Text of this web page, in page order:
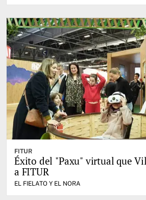
FITUR
Éxito del "Paxu" virtual que
a FITUR
EL FIELATO Y EL NORA